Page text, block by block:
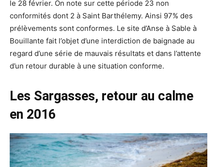
le 28 février. On note sur cette période 23 non
conformités dont 2 à Saint Barthélemy. Ainsi 97% des
prélèvements sont conformes. Le site d’Anse à Sable à
Bouillante fait l’objet d’une interdiction de baignade au
regard d’une série de mauvais résultats et dans l’attente
d’un retour durable à une situation conforme.
Les Sargasses, retour au calme
en 2016